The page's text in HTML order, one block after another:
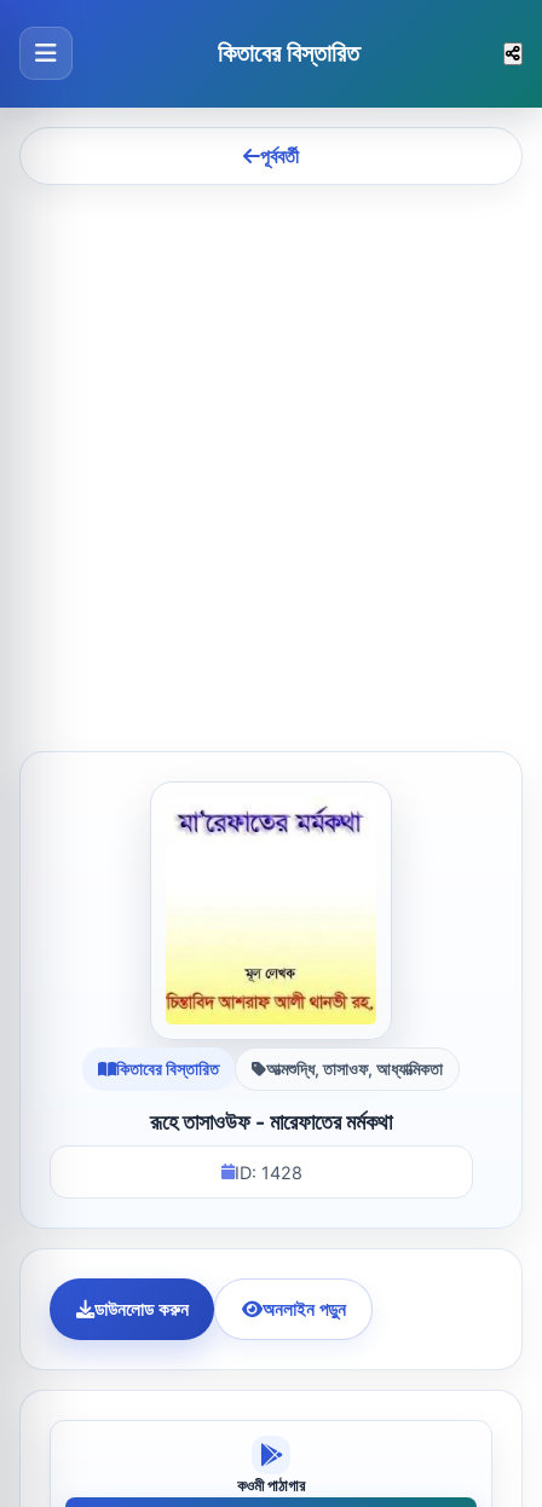
কিতাবের বিস্তারিত
পূর্ববর্তী
কিতাবের বিস্তারিত আত্মশুদ্ধি, তাসাওফ, আধ্যাত্মিকতা
রূহে তাসাওউফ - মারেফাতের মর্মকথা
ID: 1428
ডাউনলোড করুন অনলাইন পড়ুন
কওমী পাঠাগার